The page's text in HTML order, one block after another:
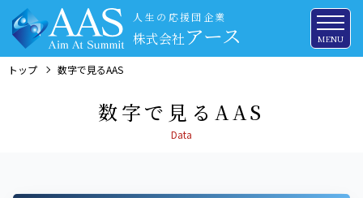
人生の応援団企業
株式会社アース MENU
トップ 数字で見るAAS
数字で見るAAS